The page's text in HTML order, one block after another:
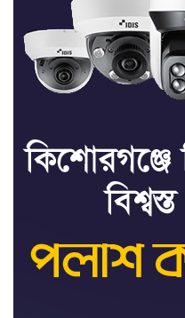
৭
৮
৯